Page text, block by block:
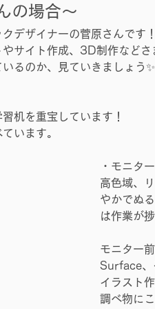
の場合～
デザイナーの菅原さんです！
サイト作成、3D制作など
るのか、見ていきましょう✨
机を重宝しています！
います。
・モニター
高色域、
やかでぬ
は作業が
モニター
Surface、
イラスト
調べ物に